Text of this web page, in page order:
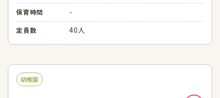
保育時間 -
定員数 40人
幼稚園